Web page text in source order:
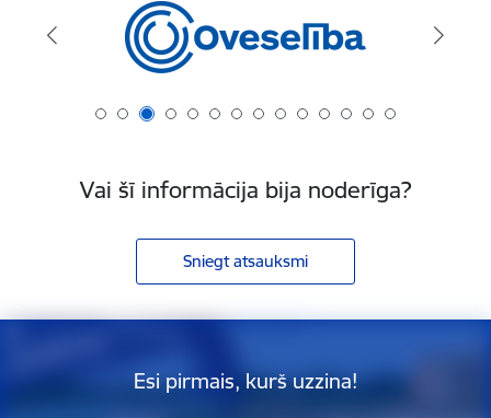
Vai šī informācija bija noderīga?
Sniegt atsauksmi
Esi pirmais, kurš uzzina!